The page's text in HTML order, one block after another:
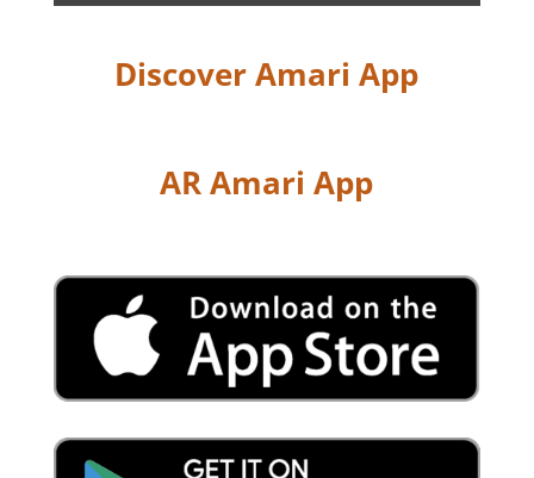
Discover Amari App
AR Amari App